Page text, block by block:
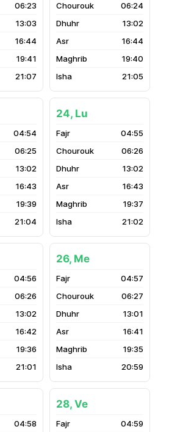
06:23
13:03
16:44
19:41
21:07
06:24
13:02
16:44
19:40
21:05
04:54
06:25
13:02
16:43
19:39
21:04
24, Lu
04:55
06:26
13:02
16:43
19:37
21:02
04:56
06:26
13:02
16:42
19:36
21:01
26, Me
04:57
06:27
13:01
16:41
19:35
20:59
04:58
28, Ve
04:59